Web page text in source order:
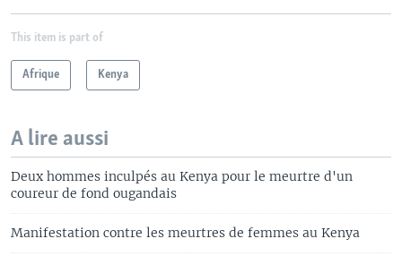
This item is part of
Afrique Kenya
A lire aussi
Deux hommes inculpés au Kenya pour le meurtre d'un
coureur de fond ougandais
Manifestation contre les meurtres de femmes au Kenya